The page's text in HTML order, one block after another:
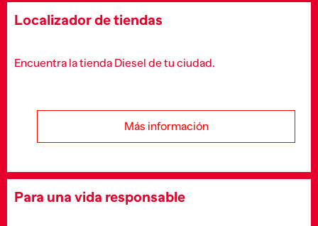
Localizador de tiendas
Encuentra la tienda Diesel de tu ciudad.
Más información
Para una vida responsable